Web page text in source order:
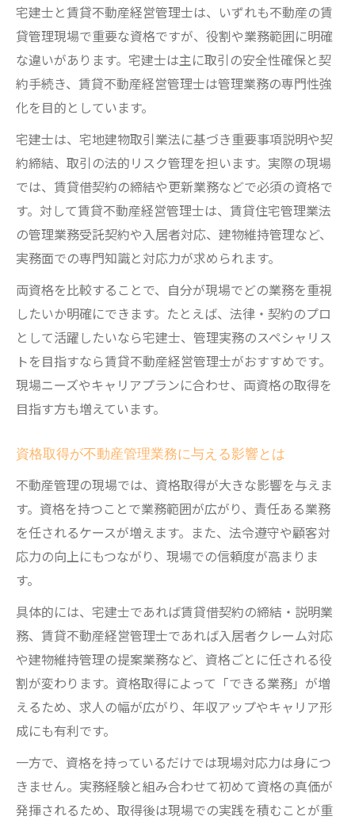
宅建士と賃貸不動産経営管理士は、いずれも不動産の賃
貸管理現場で重要な資格ですが、役割や業務範囲に明確
な違いがあります。宅建士は主に取引の安全性確保と契
約手続き、賃貸不動産経営管理士は管理業務の専門性強
化を目的としています。
宅建士は、宅地建物取引業法に基づき重要事項説明や契
約締結、取引の法的リスク管理を担います。実際の現場
では、賃貸借契約の締結や更新業務などで必須の資格で
す。対して賃貸不動産経営管理士は、賃貸住宅管理業法
の管理業務受託契約や入居者対応、建物維持管理など、
実務面での専門知識と対応力が求められます。
両資格を比較することで、自分が現場でどの業務を重視
したいか明確にできます。たとえば、法律・契約のプロ
として活躍したいなら宅建士、管理実務のスペシャリス
トを目指すなら賃貸不動産経営管理士がおすすめです。
現場ニーズやキャリアプランに合わせ、両資格の取得を
目指す方も増えています。
資格取得が不動産管理業務に与える影響とは
不動産管理の現場では、資格取得が大きな影響を与えま
す。資格を持つことで業務範囲が広がり、責任ある業務
を任されるケースが増えます。また、法令遵守や顧客対
応力の向上にもつながり、現場での信頼度が高まりま
す。
具体的には、宅建士であれば賃貸借契約の締結・説明業
務、賃貸不動産経営管理士であれば入居者クレーム対応
や建物維持管理の提案業務など、資格ごとに任される役
割が変わります。資格取得によって「できる業務」が増
えるため、求人の幅が広がり、年収アップやキャリア形
成にも有利です。
一方で、資格を持っているだけでは現場対応力は身につ
きません。実務経験と組み合わせて初めて資格の真価が
発揮されるため、取得後は現場での実践を積むことが重